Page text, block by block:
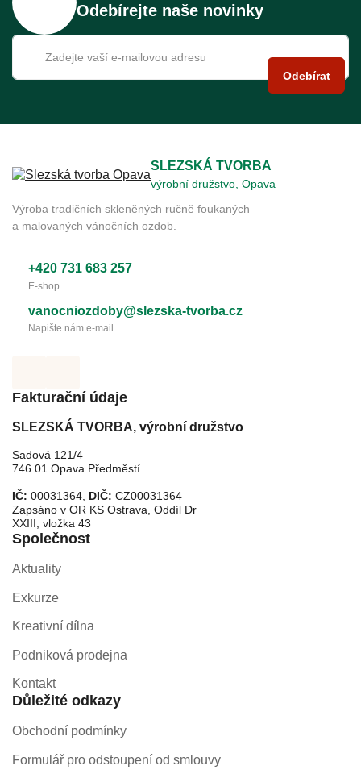
Odebírejte naše novinky
Odebírat
SLEZSKÁ TVORBA
výrobní družstvo, Opava
Výroba tradičních skleněných ručně foukaných
a malovaných vánočních ozdob.
+420 731 683 257
E-shop
vanocniozdoby@slezska-tvorba.cz
Napište nám e-mail
Fakturační údaje
SLEZSKÁ TVORBA, výrobní družstvo
Sadová 121/4
746 01 Opava Předměstí
IČ: 00031364, DIČ: CZ00031364
Zapsáno v OR KS Ostrava, Oddíl Dr
XXIII, vložka 43
Společnost
Aktuality
Exkurze
Kreativní dílna
Podniková prodejna
Kontakt
Důležité odkazy
Obchodní podmínky
Formulář pro odstoupení od smlouvy